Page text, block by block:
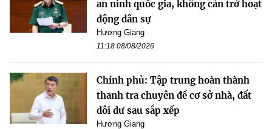
an ninh quốc gia, không cản trở hoạt
động dân sự
Hương Giang
11:18 08/08/2026
Chính phủ: Tập trung hoàn thành
thanh tra chuyên đề cơ sở nhà, đất
dôi dư sau sắp xếp
Hương Giang